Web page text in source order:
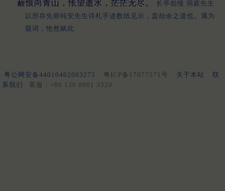
薶恨向青山，怅望逝水，茫茫无尽。
长亭怨慢 洞庭先生
以所存先师钝安先生诗札手迹数纸见示，盖劫余之遗也。属为
题词，怆然赋此
粤公网安备44010402003275 粤ICP备17077571号 关于本站
联
系我们
客服：+86 136 0901 3320